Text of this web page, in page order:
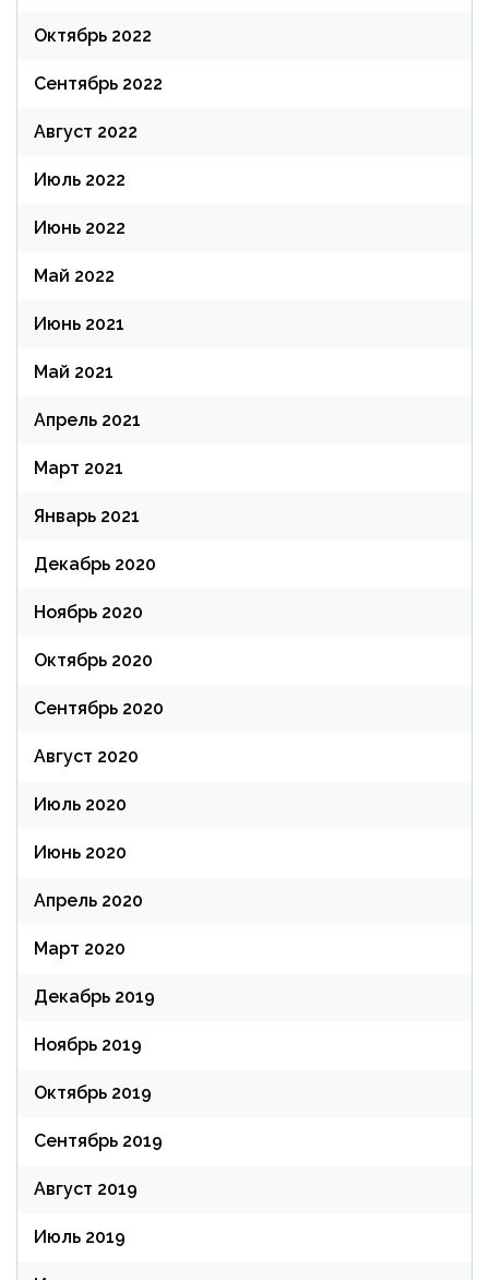
Октябрь 2022
Сентябрь 2022
Август 2022
Июль 2022
Июнь 2022
Май 2022
Июнь 2021
Май 2021
Апрель 2021
Март 2021
Январь 2021
Декабрь 2020
Ноябрь 2020
Октябрь 2020
Сентябрь 2020
Август 2020
Июль 2020
Июнь 2020
Апрель 2020
Март 2020
Декабрь 2019
Ноябрь 2019
Октябрь 2019
Сентябрь 2019
Август 2019
Июль 2019